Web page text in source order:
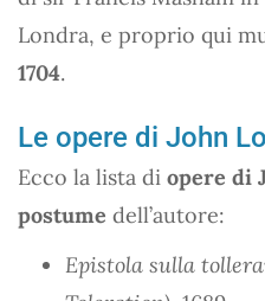
Londra, e proprio qui
1704.
Le opere di John
Ecco la lista di opere di
postume dell’autore:
Epistola sulla